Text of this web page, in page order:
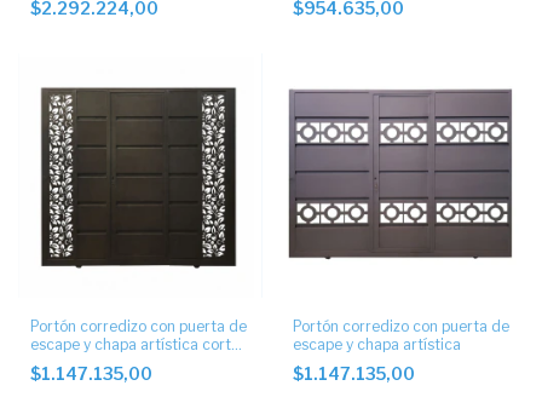
$2.292.224,00 $954.635,00
Portón corredizo con puerta de
escape y chapa artística corte
laser
$1.147.135,00
Portón corredizo con puerta de
escape y chapa artística
$1.147.135,00